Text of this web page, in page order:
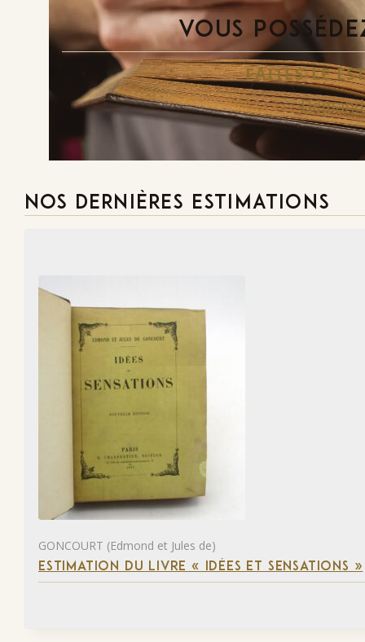
VOUS
FAITES-LE
NOS DERNIÈRES ESTIMATIONS
GONCOURT (Edmond et Jules de)
ESTIMATION DU LIVRE « IDÉES ET SENSATIONS »